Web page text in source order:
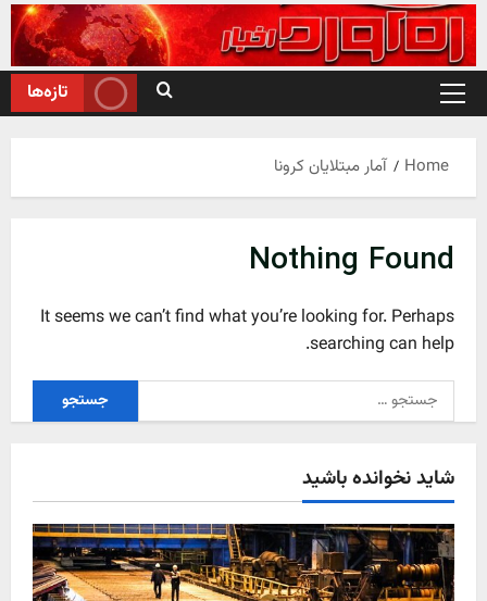
Skip
to
content
Primary
تازه‌ها
Home آمار مبتلایان کرونا
Nothing Found
It seems we can’t find what you’re looking for. Perhaps
searching can help.
جستجو
برای:
شاید نخوانده باشید